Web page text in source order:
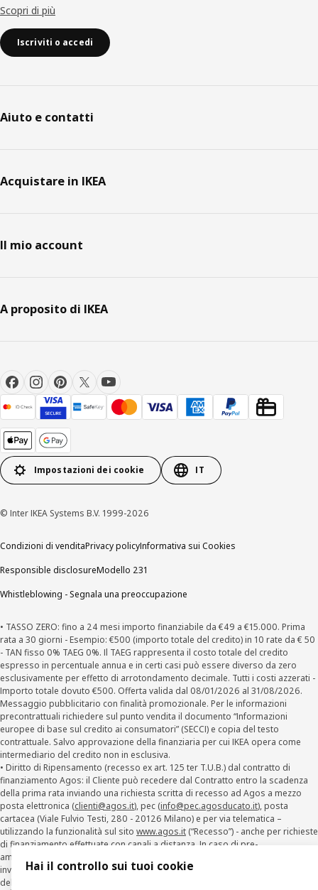
Scopri di più
Iscriviti o accedi
Aiuto e contatti
Acquistare in IKEA
Il mio account
A proposito di IKEA
Impostazioni dei cookie IT
© Inter IKEA Systems B.V. 1999-2026
Condizioni di venditaPrivacy policyInformativa sui Cookies
Responsible disclosureModello 231
Whistleblowing - Segnala una preoccupazione
• TASSO ZERO: fino a 24 mesi importo finanziabile da €49 a €15.000. Prima
rata a 30 giorni - Esempio: €500 (importo totale del credito) in 10 rate da € 50
- TAN fisso 0% TAEG 0%. Il TAEG rappresenta il costo totale del credito
espresso in percentuale annua e in certi casi può essere diverso da zero
esclusivamente per effetto di arrotondamento decimale. Tutti i costi azzerati -
Importo totale dovuto €500. Offerta valida dal 08/01/2026 al 31/08/2026.
Messaggio pubblicitario con finalità promozionale. Per le informazioni
precontrattuali richiedere sul punto vendita il documento “Informazioni
europee di base sul credito ai consumatori” (SECCI) e copia del testo
contrattuale. Salvo approvazione della finanziaria per cui IKEA opera come
intermediario del credito non in esclusiva.
• Diritto di Ripensamento (recesso ex art. 125 ter T.U.B.) dal contratto di
finanziamento Agos: il Cliente può recedere dal Contratto entro la scadenza
della prima rata inviando una richiesta scritta di recesso ad Agos a mezzo
posta elettronica (clienti@agos.it), pec (info@pec.agosducato.it), posta
cartacea (Viale Fulvio Testi, 280 - 20126 Milano) e per via telematica –
utilizzando la funzionalità sul sito www.agos.it (“Recesso”) - anche per richieste
di finanziamento effettuate con canali a distanza. In caso di pre-
ammortamento, la comunicazione di recesso da parte del Cliente deve essere
inviata, con le modalità di cui sopra entro 30 giorni dalla data di accettazione
della richiesta di finanziamento.
Hai il controllo sui tuoi cookie